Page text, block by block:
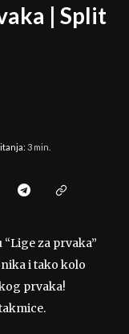
| Split
3 min.
za prvaka”
i tako kolo
prvaka!